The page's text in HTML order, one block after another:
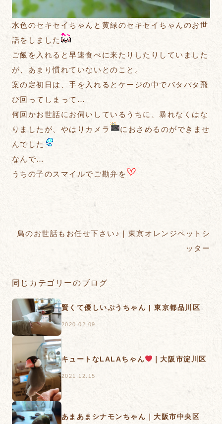
水色のセキセイちゃんと黄緑のセキセイちゃんのお世
話をしました
ご飯を入れると早速食べに来たりしたりしていました
が、あまり慣れていないとのこと。
案の定初日は、手を入れるとケージの中でバタバタ飛
び回ってしまって…
何回かお世話にお伺いしているうちに、暴れなくはな
りましたが、やはりカメラ
におさめるのができませ
んでした
なんで…
うちの子のスマイルでご勘弁を
鳥のお世話もお任せ下さい♪｜東京オレンジペットシ
ッター
同じカテゴリーのブログ
賢くて優しいぷうちゃん | 東京都品川区
2020.02.09
キュートなLALAちゃん ｜大阪市淀川区
2021.12.15
あまあまシナモンちゃん｜大阪市中央区